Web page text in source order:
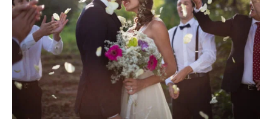
auf
Teneriffa
magisch
&
echt